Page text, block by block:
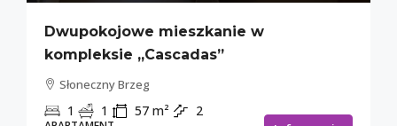
Dwupokojowe mieszkanie w
kompleksie „Cascadas”
Słoneczny Brzeg
1 1 57 m² 2